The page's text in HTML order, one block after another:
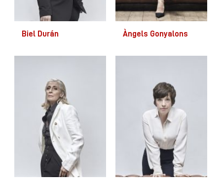
Biel Durán Àngels Gonyalons